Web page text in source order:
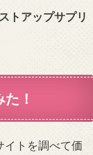
トアップサプリ
！
イトを調べて価